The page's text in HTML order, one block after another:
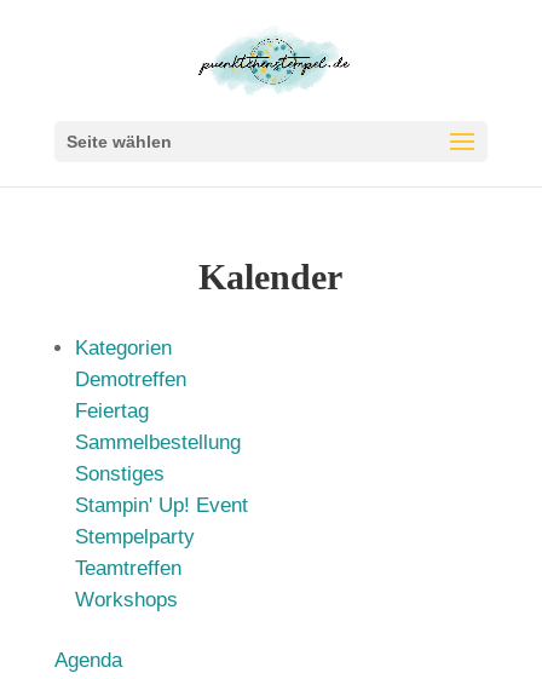
Seite wählen
Kalender
Kategorien
Demotreffen
Feiertag
Sammelbestellung
Sonstiges
Stampin' Up! Event
Stempelparty
Teamtreffen
Workshops
Agenda